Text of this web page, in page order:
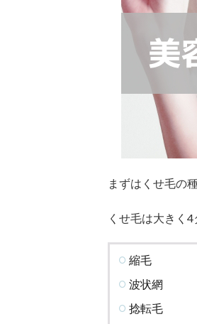
にな
状網
1.3
2
せ
毛
の
種
別
す
まずはくせ毛の
くせ毛は大きく
縮毛
波状網
捻転毛